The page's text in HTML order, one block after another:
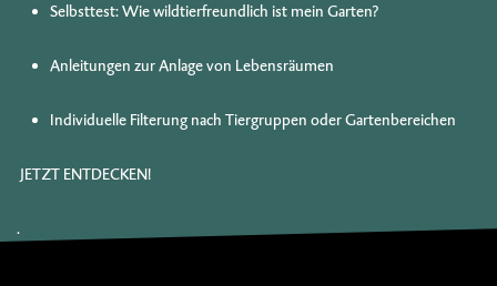
Selbsttest: Wie wildtierfreundlich ist mein Garten?
Anleitungen zur Anlage von Lebensräumen
Individuelle Filterung nach Tiergruppen oder Gartenbereichen
JETZT ENTDECKEN!
.